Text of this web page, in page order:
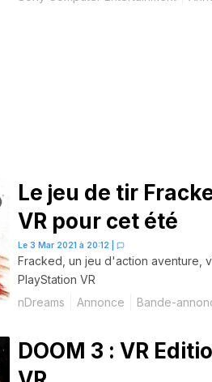
Le jeu de tir
VR pour cet été
Le 3 Mar 2021 à 20:12
Fracked, un jeu d'action aventure,
PlayStation VR
nDreams
Annonce Bande-
DOOM 3 : VR